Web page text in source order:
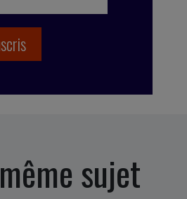
sujet